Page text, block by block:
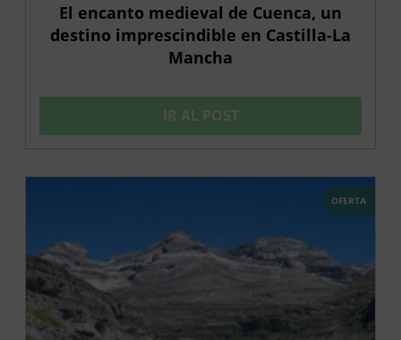
El encanto medieval de Cuenca, un
destino imprescindible en Castilla-La
Mancha
IR AL POST
OFERTA